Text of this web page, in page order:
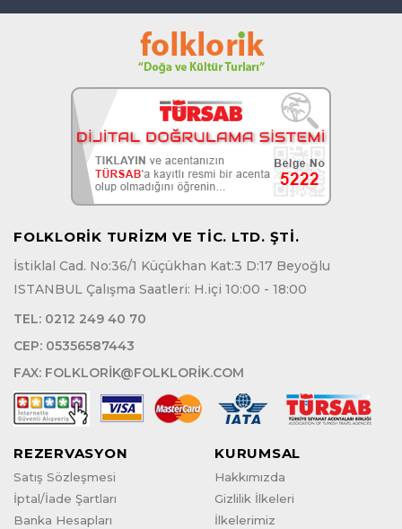
FOLKLORİK TURİZM VE TİC. LTD. ŞTİ.
İstiklal Cad. No:36/1 Küçükhan Kat:3 D:17 Beyoğlu
ISTANBUL Çalışma Saatleri: H.içi 10:00 - 18:00
TEL: 0212 249 40 70
CEP: 05356587443
FAX: FOLKLORIK@FOLKLORIK.COM
REZERVASYON
Satış Sözleşmesi
İptal/İade Şartları
Banka Hesapları
KURUMSAL
Hakkımızda
Gizlilik İlkeleri
İlkelerimiz